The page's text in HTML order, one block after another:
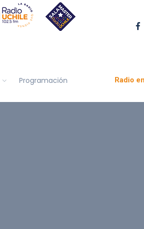
Programación Radio